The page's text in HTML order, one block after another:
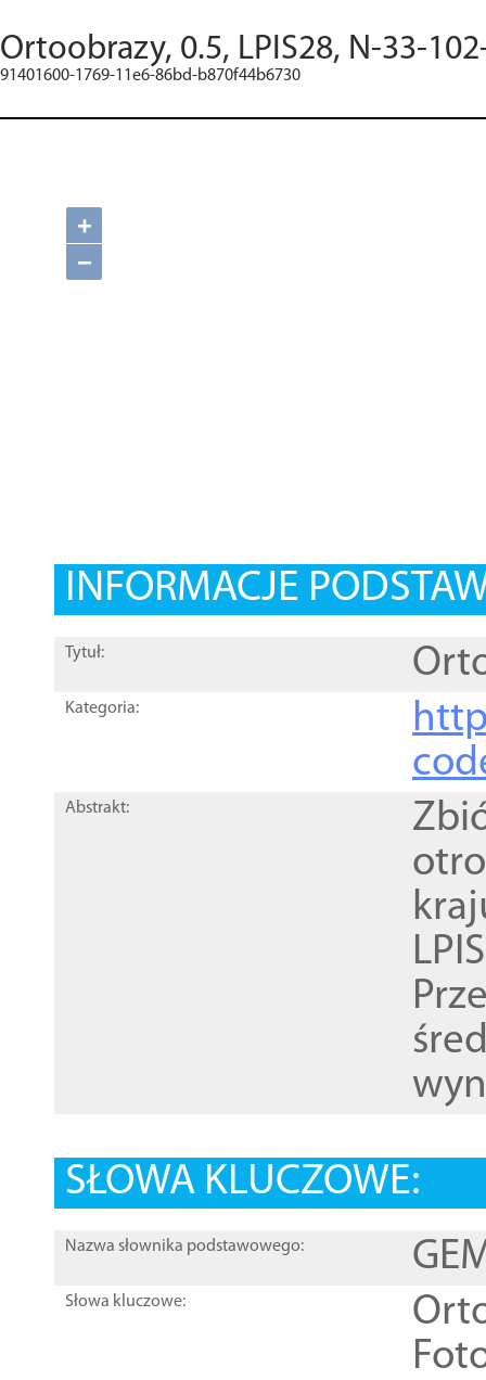
Ortoobrazy, 0.5, LPIS28, N-33-
91401600-1769-11e6-86bd-b870f44b6730
+
−
INFORMACJE
Tytuł:
Kategoria:
Abstrakt:
SŁOWA KLUCZOWE:
Nazwa słownika podstawowego:
Słowa kluczowe: